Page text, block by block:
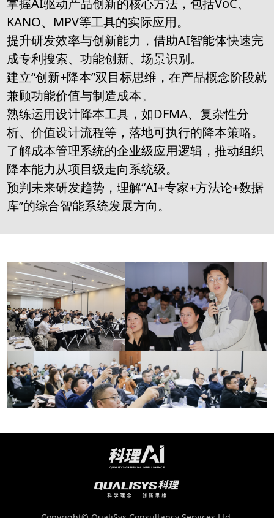
掌握AI驱动产品创新的核心方法，包括VoC、
KANO、MPV等工具的实际应用。
提升研发效率与创新能力，借助AI智能体快速完
成专利搜索、功能创新、场景识别。
建立“创新+降本”双目标思维，在产品概念阶段就
兼顾功能价值与制造成本。
熟练运用设计降本工具，如DFMA、复杂性分
析、价值设计流程等，落地可执行的降本策略。
了解成本管理系统的企业级应用逻辑，推动组织
降本能力从项目级走向系统级。
预判未来研发趋势，理解“AI+专家+方法论+数据
库”的综合智能系统发展方向。